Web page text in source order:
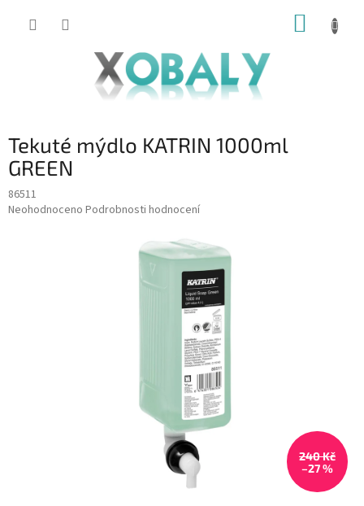
KOŠÍK
Tekuté mýdlo KATRIN 1000ml
GREEN
86511
Průměrné
Neohodnoceno Podrobnosti hodnocení
240 Kč
–27 %